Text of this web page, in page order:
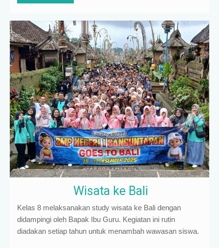
Wisata ke Bali
Kelas 8 melaksanakan study wisata ke Bali dengan
didampingi oleh Bapak Ibu Guru. Kegiatan ini rutin
diadakan setiap tahun untuk menambah wawasan siswa.